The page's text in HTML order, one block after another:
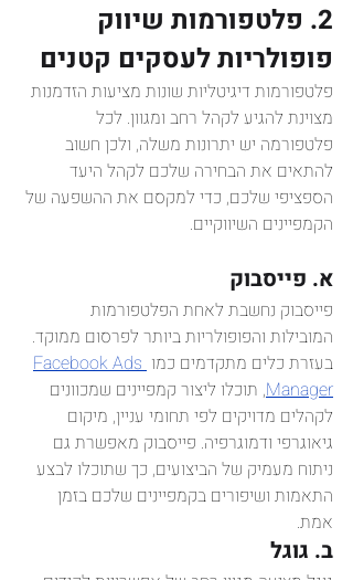
2. פלטפורמות שיווק
פופולריות לעסקים קטנים
פלטפורמות דיגיטליות שונות מציעות הזדמנות
מצוינת להגיע לקהל רחב ומגוון. לכל
פלטפורמה יש יתרונות משלה, ולכן חשוב
להתאים את הבחירה שלכם לקהל היעד
הספציפי שלכם, כדי למקסם את ההשפעה של
הקמפיינים השיווקיים.
א. פייסבוק
פייסבוק נחשבת לאחת הפלטפורמות
המובילות והפופולריות ביותר לפרסום ממוקד.
בעזרת כלים מתקדמים כמו Facebook Ads
Manager, תוכלו ליצור קמפיינים שמכוונים
לקהלים מדויקים לפי תחומי עניין, מיקום
גיאוגרפי ודמוגרפיה. פייסבוק מאפשרת גם
ניתוח מעמיק של הביצועים, כך שתוכלו לבצע
התאמות ושיפורים בקמפיינים שלכם בזמן
אמת.
ב. גוגל